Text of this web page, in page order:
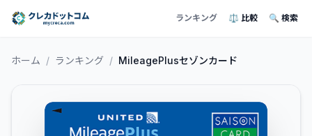
ランキング ⚖️ 比較 🔍 検索
ホーム / ランキング / MileagePlusセゾンカード